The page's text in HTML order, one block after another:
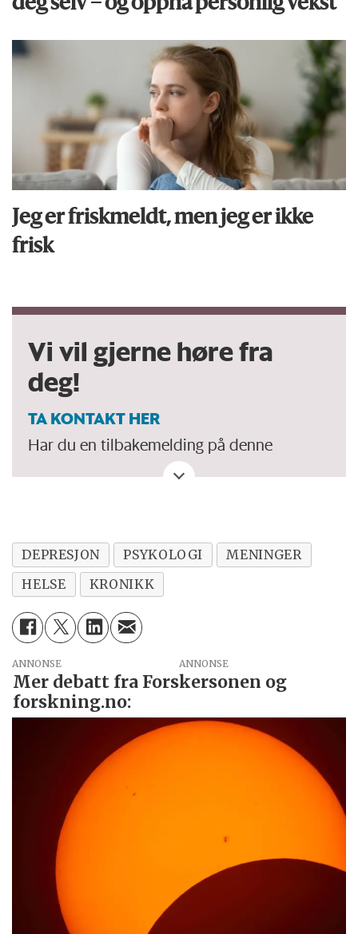
deg selv – og oppnå personlig vekst
Jeg er friskmeldt, men jeg er ikke
frisk
Vi vil gjerne høre fra
deg!
TA KONTAKT HER
Har du en tilbakemelding på denne
kronikken. Eller spørsmål, ros eller kritikk
DEPRESJON PSYKOLOGI
MENINGER
HELSE
KRONIKK
ANNONSE
Mer debatt fra Forskersonen og
forskning.no: